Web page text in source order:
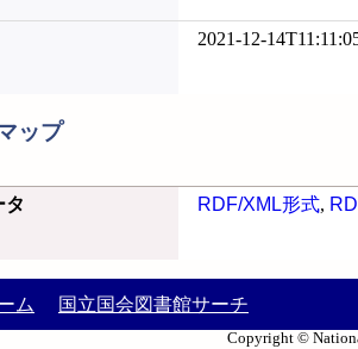
2021-12-
ップ
タ RDF/XML形式,
ム 国立国会図書館サーチ
Copyright ©